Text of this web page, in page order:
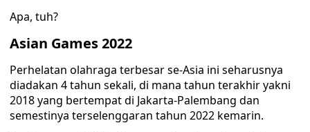
Apa, tuh?
Asian Games 2022
Perhelatan olahraga terbesar se-Asia ini seharusnya
diadakan 4 tahun sekali, di mana tahun terakhir yakni
2018 yang bertempat di Jakarta-Palembang dan
semestinya terselenggaran tahun 2022 kemarin.